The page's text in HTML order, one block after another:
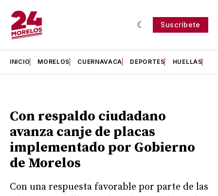
Suscríbete
INICIO MORELOS CUERNAVACA DEPORTES HUELLAS
Con respaldo ciudadano
avanza canje de placas
implementado por Gobierno
de Morelos
Con una respuesta favorable por parte de las